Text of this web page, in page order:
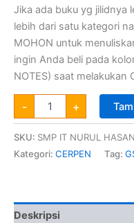
Jika ada buku yg jilidnya
lebih dari satu kategori
MOHON untuk
ingin Anda beli pada
NOTES) saat melakukan
- +
SKU: SMP IT NURUL
Kategori: CERPEN Tag:
Deskripsi